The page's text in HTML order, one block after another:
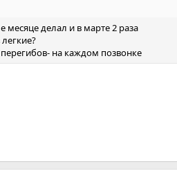
месяце делал и в марте 2 раза
на каждом позвонке